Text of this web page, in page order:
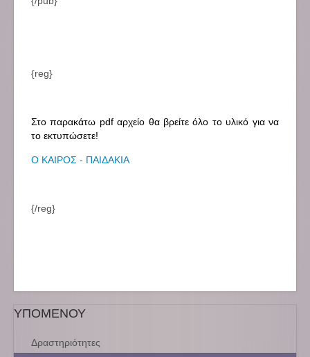
{reg}
Στο παρακάτω pdf αρχείο θα βρείτε όλο το υλικό για να
το εκτυπώσετε!
Ο ΚΑΙΡΟΣ - ΠΑΙΔΑΚΙΑ
{/reg}
ΥΠΟΜΕΝΟΥ
Δραστηριότητες